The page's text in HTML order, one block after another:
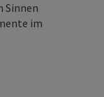
Sinnen
im